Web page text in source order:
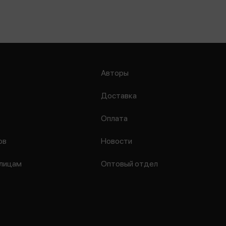
Авторы
Доставка
Оплата
Новости
Оптовый отдел